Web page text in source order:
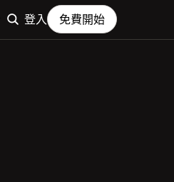
登入 免費開始